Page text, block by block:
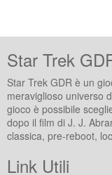
Star Trek
Star Trek GDR è un
meraviglioso universo
gioco è possibile
dopo il film di J. J.
classica, pre-reboot,
Link Utili